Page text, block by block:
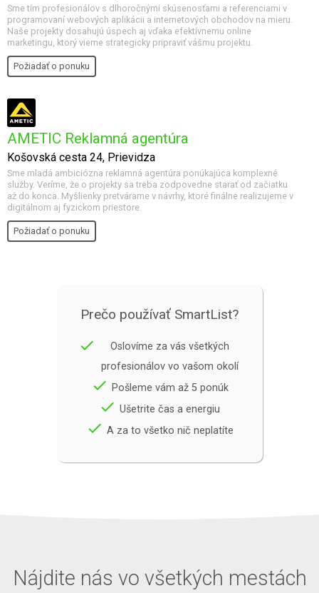
Sme tím profesionálov s dlhoročnými skúsenosťami a referenciami v
programovaní webových aplikácii a internetových obchodov na mieru.
Naše projekty dosahujú úspech aj vďaka efektívnemu online
marketingu, ktorý vieme strategicky pripraviť vášmu projektu.
Požiadať o ponuku
AMETIC Reklamná agentúra
Košovská cesta 24, Prievidza
Sme mladá ambiciózna reklamná agentúra ponúkajúca komplexné
služby. Veríme, že o projekty sa treba zodpovedne starať od začiatku
až do konca. Myšlienky pretvárame v návrhy, ktoré finálne realizujeme v
digitálnom aj fyzickom priestore.
Požiadať o ponuku
Prečo používať SmartList?
done
Oslovíme za vás všetkých
profesionálov vo vašom okolí
done Pošleme vám až 5 ponúk
done Ušetrite čas a energiu
done A za to všetko nič neplatíte
Nájdite nás vo všetkých mestách